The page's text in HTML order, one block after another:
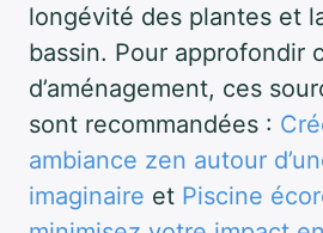
longévité des plantes et
bassin. Pour approfondir
d’aménagement, ces
sont recommandées :
ambiance zen autour
imaginaire et Piscine